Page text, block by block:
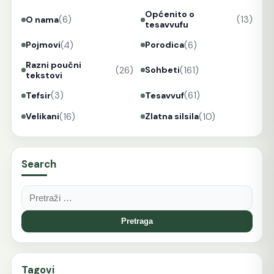
O nama(6)
Općenito o
tesavvufu
(13)
Pojmovi(4) Porodica(6)
Razni poučni
tekstovi
(26) Sohbeti(161)
Tefsir(3) Tesavvuf(61)
Velikani(16) Zlatna silsila(10)
Search
Pretraga:
Tagovi